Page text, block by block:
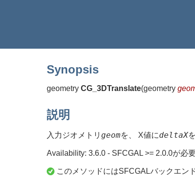
Synopsis
geometry CG_3DTranslate(geometry
説明
入力ジオメトリ geomを、 X値にdeltaX
Availability: 3.6.0 - SFCGAL >= 2.0.0が必
このメソッドにはSFCGALバックエン